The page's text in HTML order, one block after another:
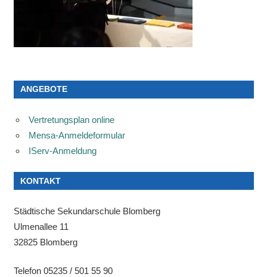
ANGEBOTE
Vertretungsplan online
Mensa-Anmeldeformular
IServ-Anmeldung
KONTAKT
Städtische Sekundarschule Blomberg
Ulmenallee 11
32825 Blomberg
Telefon 05235 / 501 55 90